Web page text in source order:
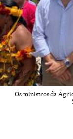
Os ministros da